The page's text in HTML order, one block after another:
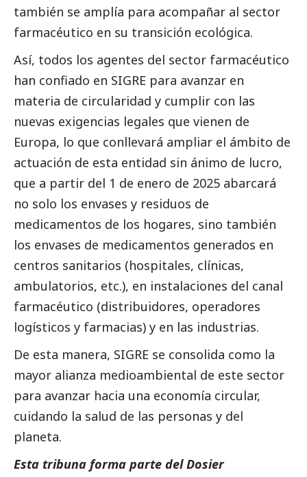
también se amplía para acompañar al sector
farmacéutico en su transición ecológica.
Así, todos los agentes del sector farmacéutico
han confiado en SIGRE para avanzar en
materia de circularidad y cumplir con las
nuevas exigencias legales que vienen de
Europa, lo que conllevará ampliar el ámbito de
actuación de esta entidad sin ánimo de lucro,
que a partir del 1 de enero de 2025 abarcará
no solo los envases y residuos de
medicamentos de los hogares, sino también
los envases de medicamentos generados en
centros sanitarios (hospitales, clínicas,
ambulatorios, etc.), en instalaciones del canal
farmacéutico (distribuidores, operadores
logísticos y farmacias) y en las industrias.
De esta manera, SIGRE se consolida como la
mayor alianza medioambiental de este sector
para avanzar hacia una economía circular,
cuidando la salud de las personas y del
planeta.
Esta tribuna forma parte delDosier